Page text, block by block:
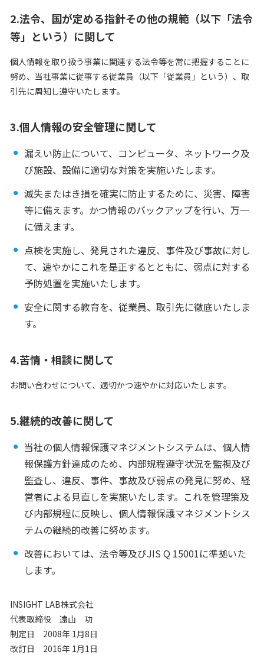
2.法令、国が定める指針その他の規範（以下「法令
等」という）に関して
個人情報を取り扱う事業に関連する法令等を常に把握することに
努め、当社事業に従事する従業員（以下「従業員」という）、取
引先に周知し遵守いたします。
3.個人情報の安全管理に関して
漏えい防止について、コンピュータ、ネットワーク及
び施設、設備に適切な対策を実施いたします。
滅失またはき損を確実に防止するために、災害、障害
等に備えます。かつ情報のバックアップを行い、万一
に備えます。
点検を実施し、発見された違反、事件及び事故に対し
て、速やかにこれを是正するとともに、弱点に対する
予防処置を実施いたします。
安全に関する教育を、従業員、取引先に徹底いたしま
す。
4.苦情・相談に関して
お問い合わせについて、適切かつ速やかに対応いたします。
5.継続的改善に関して
当社の個人情報保護マネジメントシステムは、個人情
報保護方針達成のため、内部規程遵守状況を監視及び
監査し、違反、事件、事故及び弱点の発見に努め、経
営者による見直しを実施いたします。これを管理策及
び内部規程に反映し、個人情報保護マネジメントシス
テムの継続的改善に努めます。
改善においては、法令等及びJIS Q 15001に準拠いた
します。
INSIGHT LAB株式会社
代表取締役 遠山 功
制定日 2008年 1月8日
改訂日 2016年 1月1日